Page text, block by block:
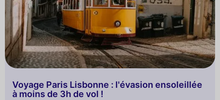
Voyage Paris Lisbonne : l'évasion ensoleillée
à moins de 3h de vol !